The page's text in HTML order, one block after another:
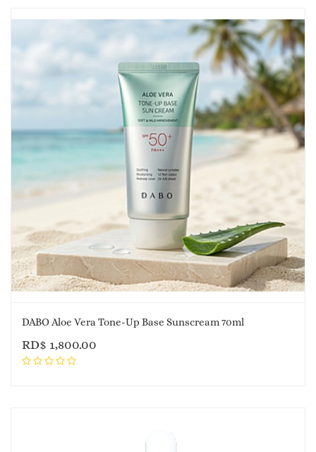
DABO Aloe Vera Tone-Up Base Sunscream 70ml
RD$ 1,800.00